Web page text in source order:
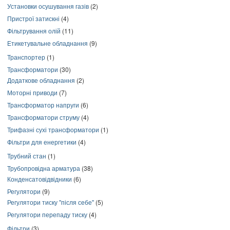
Установки осушування газів (2)
Пристрої затискні (4)
Фільтрування олій (11)
Етикетувальне обладнання (9)
Транспортер (1)
Трансформатори (30)
Додаткове обладнання (2)
Моторні приводи (7)
Трансформатор напруги (6)
Трансформатори струму (4)
Трифазні сухі трансформатори (1)
Фільтри для енергетики (4)
Трубний стан (1)
Трубопровідна арматура (38)
Конденсатовідвідники (6)
Регулятори (9)
Регулятори тиску "після себе" (5)
Регулятори перепаду тиску (4)
Фільтри (3)